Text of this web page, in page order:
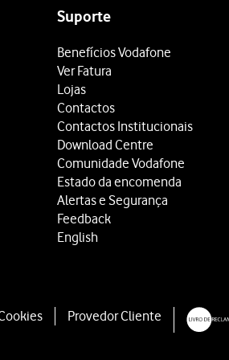
Suporte
Benefícios Vodafone
Ver Fatura
Lojas
Contactos
Contactos Institucionais
Download Centre
Comunidade Vodafone
Estado da encomenda
Alertas e Segurança
Feedback
English
Provedor Cliente